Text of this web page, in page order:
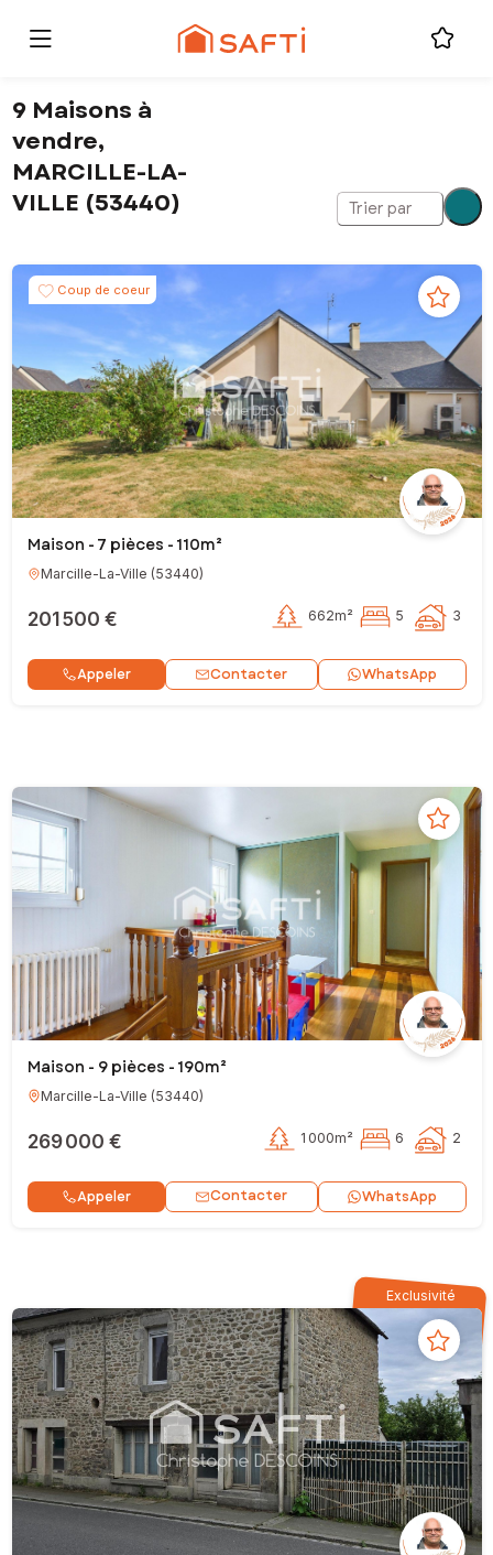
9 Maisons à
vendre,
MARCILLE-LA-
VILLE (53440)
Trier par
Coup de coeur
Maison - 7 pièces - 110m²
Marcille-La-Ville (53440)
201 500 € 662m² 5 3
Appeler Contacter WhatsApp
Maison - 9 pièces - 190m²
Marcille-La-Ville (53440)
269 000 € 1 000m² 6 2
Appeler Contacter WhatsApp
Exclusivité